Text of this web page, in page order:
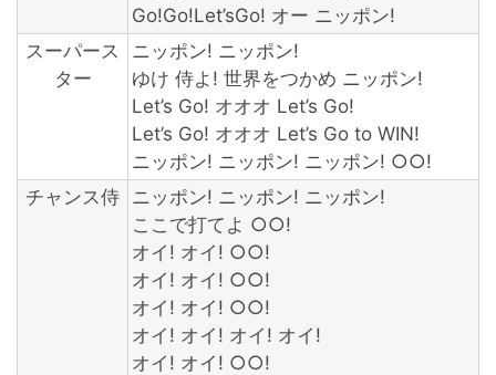
Go!Go!Let’sGo! オー ニッポン!
スーパース
ター
ニッポン! ニッポン!
ゆけ 侍よ! 世界をつかめ ニッポン!
Let’s Go! オオオ Let’s Go!
Let’s Go! オオオ Let’s Go to WIN!
ニッポン! ニッポン! ニッポン! ○○!
チャンス侍 ニッポン! ニッポン! ニッポン!
ここで打てよ ○○!
オイ! オイ! ○○!
オイ! オイ! ○○!
オイ! オイ! ○○!
オイ! オイ! オイ! オイ!
オイ! オイ! ○○!